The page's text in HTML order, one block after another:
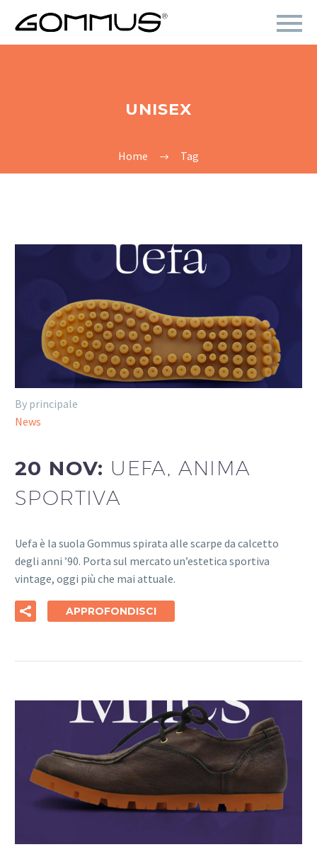
UNISEX
Home Tag
By principale
News
20 NOV: UEFA, ANIMA
SPORTIVA
Uefa è la suola Gommus spirata alle scarpe da calcetto
degli anni ’90. Porta sul mercato un’estetica sportiva
vintage, oggi più che mai attuale.
APPROFONDISCI